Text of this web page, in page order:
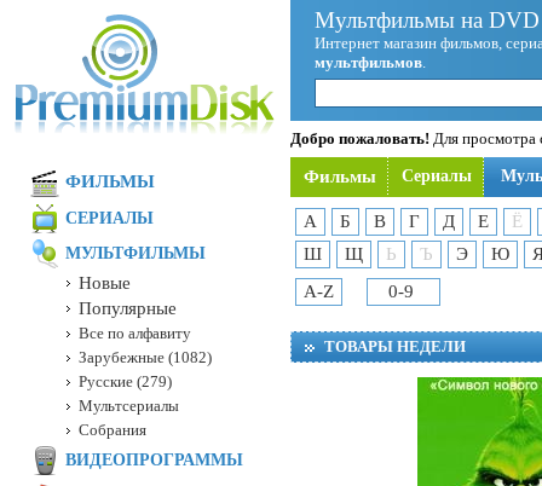
Мультфильмы на
Интернет магазин фильмов,
мультфильмов.
Добро пожаловать! Для просмотра
Фильмы Сериалы
А Б В Г Д Е
Ё
Ш
Щ Ь Ъ Э Ю
A-Z
0-9
ТОВАРЫ НЕДЕЛИ
ФИЛЬМЫ
СЕРИАЛЫ
МУЛЬТФИЛЬМЫ
Новые
Популярные
Все по алфавиту
Зарубежные (1082)
Русские (279)
Мультсериалы
Собрания
ВИДЕОПРОГРАММЫ